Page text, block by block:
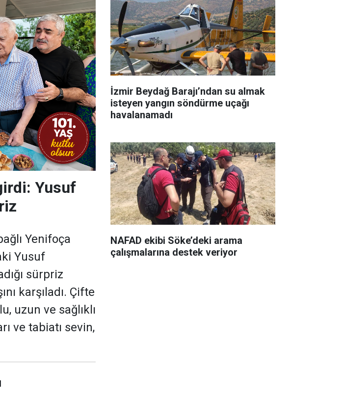
Yusuf
Yenifoça
Yusuf
sürpriz
karşıladı. Çifte
uzun ve sağlıklı
ve tabiatı sevin,
İzmir Beydağ Barajı’ndan su almak
isteyen yangın söndürme uçağı
havalanamadı
NAFAD ekibi Söke’deki arama
çalışmalarına destek veriyor